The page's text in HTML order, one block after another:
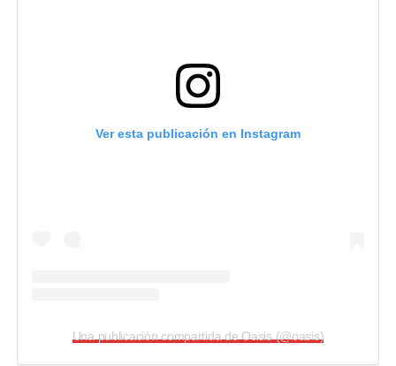
Ver esta publicación en Instagram
Una publicación compartida de Oasis (@oasis)